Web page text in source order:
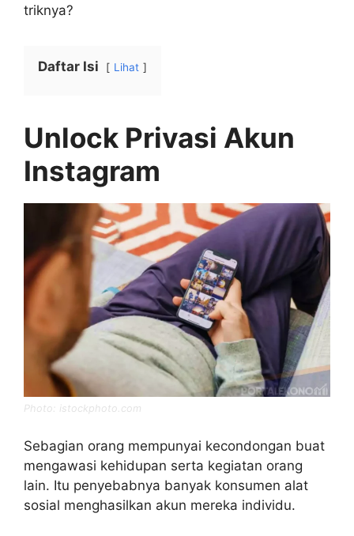
triknya?
Daftar Isi Lihat
Unlock Privasi Akun
Instagram
Photo: istockphoto.com
Sebagian orang mempunyai kecondongan buat
mengawasi kehidupan serta kegiatan orang
lain. Itu penyebabnya banyak konsumen alat
sosial menghasilkan akun mereka individu.